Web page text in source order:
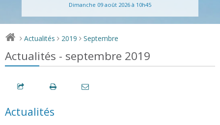
Dimanche 09 août 2026 à 10h45
> Actualités > 2019 > Septembre
Actualités - septembre 2019
Actualités